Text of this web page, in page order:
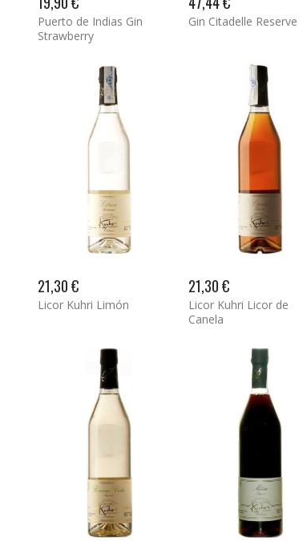
Puerto de Indias Gin
Strawberry
Gin Citadelle Reserve
21,30 €
Licor Kuhri Limón
21,30 €
Licor Kuhri Licor de
Canela